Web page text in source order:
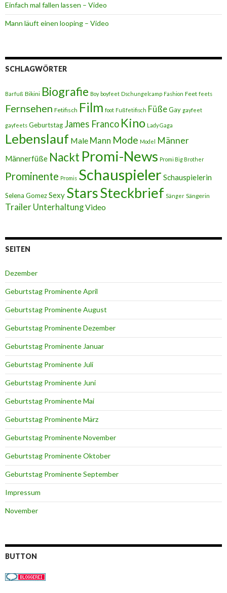
Einfach mal fallen lassen – Video
Mann läuft einen looping – Video
SCHLAGWÖRTER
Barfuß Bikini Biografie Boy boyfeet Dschungelcamp Fashion Feet feets
Fernsehen Fetifisch Film foot Fußfetifisch FüßeGay gayfeet
gayfeets Geburtstag James Franco Kino Lady Gaga
Lebenslauf Male Mann Mode Model Männer
Männerfüße Nackt Promi-News Promi Big Brother
Prominente Promis Schauspieler Schauspielerin
Selena GomezSexy StarsSteckbrief Sänger Sängerin
Trailer UnterhaltungVideo
SEITEN
Dezember
Geburtstag Prominente April
Geburtstag Prominente August
Geburtstag Prominente Dezember
Geburtstag Prominente Januar
Geburtstag Prominente Juli
Geburtstag Prominente Juni
Geburtstag Prominente Mai
Geburtstag Prominente März
Geburtstag Prominente November
Geburtstag Prominente Oktober
Geburtstag Prominente September
Impressum
November
BUTTON